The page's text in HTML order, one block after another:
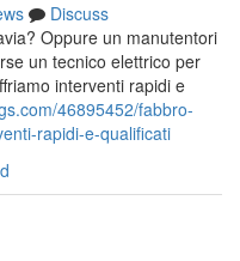
Discuss
Oppure un manutentori
un tecnico elettrico per
interventi rapidi e
46895452/fabbro-
rapidi-e-qualificati